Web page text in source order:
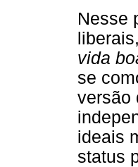
Nesse
vida
se
versão
ideais
status